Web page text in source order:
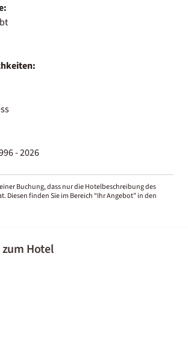
- 2026
Buchung, dass nur die Hotelbeschreibung des
Diesen finden Sie im Bereich “Ihr Angebot” in den
Hotel